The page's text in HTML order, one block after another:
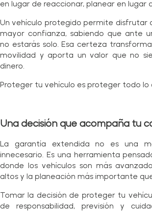
en lugar de reaccionar, planear en lugar
Un vehículo protegido permite disfrutar
mayor confianza, sabiendo que ante
no estarás solo. Esa certeza
movilidad y aporta un valor que no
dinero.
Proteger tu vehículo es proteger todo lo
Una decisión que acompaña tu
La garantía extendida no es una
innecesario. Es una herramienta
donde los vehículos son más
altos y la planeación más importante
Tomar la decisión de proteger tu
de responsabilidad, previsión y